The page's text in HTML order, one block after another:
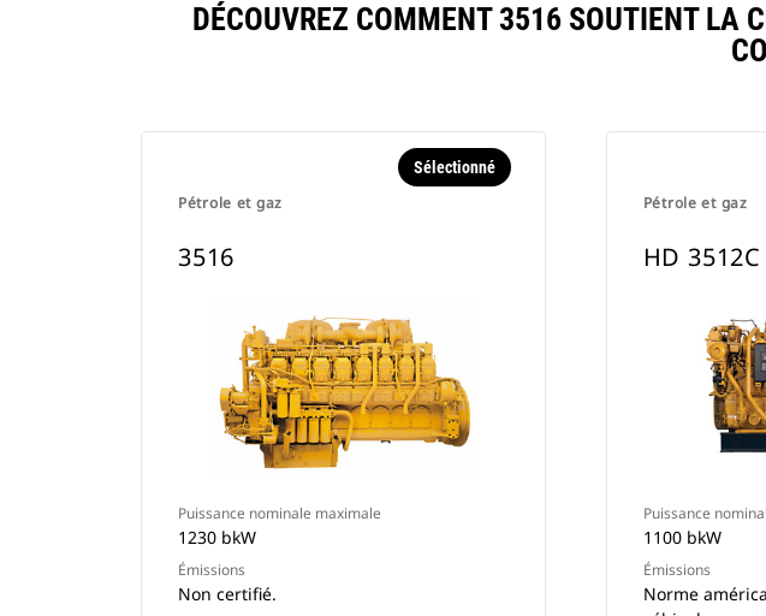
DÉCOUVREZ COMMENT 3516 SOUTIENT LA
Pétrole et gaz
Sélectionné
3516
Puissance nominale maximale
1230 bkW
Émissions
Non certifié.
Pétrole et gaz
HD 3512C
Puissance
1100 bkW
Émissions
Norme